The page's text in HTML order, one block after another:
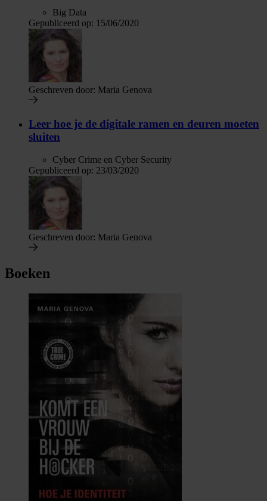
Big Data
Gepubliceerd op: 15/06/2020
Geschreven door: Maria Genova
Leer hoe je de digitale ramen en deuren moeten
sluiten
Cyber Crime en Cyber Security
Gepubliceerd op: 23/03/2020
Geschreven door: Maria Genova
Boeken